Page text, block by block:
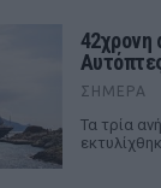
42χρονη
ΣΉΜΕΡΑ
Τα τρία